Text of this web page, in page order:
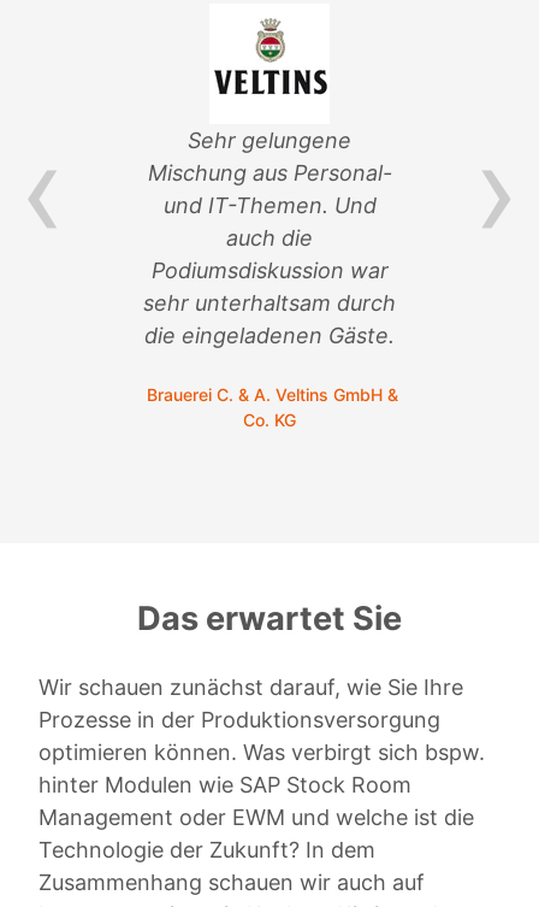
‹
Sehr gelungene
Mischung aus Personal-
und IT-Themen. Und
auch die
Podiumsdiskussion war
sehr unterhaltsam durch
die eingeladenen Gäste.
Brauerei C. & A. Veltins GmbH &
Co. KG
an
›
Das erwartet Sie
Wir schauen zunächst darauf, wie Sie Ihre
Prozesse in der Produktionsversorgung
optimieren können. Was verbirgt sich bspw.
hinter Modulen wie SAP Stock Room
Management oder EWM und welche ist die
Technologie der Zukunft? In dem
Zusammenhang schauen wir auch auf